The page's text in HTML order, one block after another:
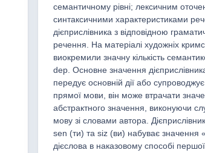
семантичному рівні; лексичним
синтаксичними характеристиками
дієприслівника з відповідною
речення. На матеріалі художніх
виокремили значну кількість
dep. Основне значення
передує основній дії або
прямої мови, він може втрачати
абстрактного значення, виконуючи
мову зі словами автора.
sen (ти) та siz (ви) набуває значення
дієслова в наказовому способі